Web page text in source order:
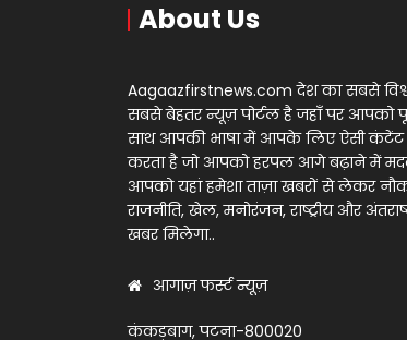
About Us
Aagaazfirstnews.com देश का सबसे
सबसे बेहतर न्यूज़ पोर्टल है जहाँ पर आपको
साथ आपकी भाषा में आपके लिए ऐसी कंटेंट
करता है जो आपको हरपल आगे बढ़ाने में
आपको यहां हमेशा ताज़ा खबरों से लेकर
राजनीति, खेल, मनोरंजन, राष्ट्रीय और
खबर मिलेगा..
आगाज़ फर्स्ट न्यूज़
कंकड़बाग, पटना-800020